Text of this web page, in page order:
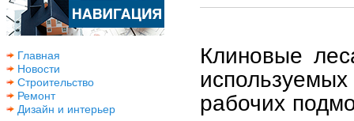
Главная
Новости
Строительство
Ремонт
Дизайн и интерьер
Клиновые
рабочих